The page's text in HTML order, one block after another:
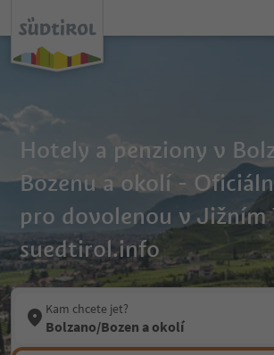
Hotely a penziony v
Bozenu a okolí -
pro dovolenou v Jižním
suedtirol.info
Kam chcete jet?
Bolzano/Bozen a okolí